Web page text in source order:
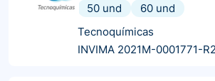
50 und
60 und
Tecnoquímicas
INVIMA 2021M-0001771-R2